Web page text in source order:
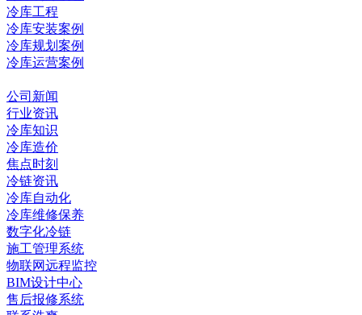
冷库工程
冷库安装案例
冷库规划案例
冷库运营案例
公司新闻
行业资讯
冷库知识
冷库造价
焦点时刻
冷链资讯
冷库自动化
冷库维修保养
数字化冷链
施工管理系统
物联网远程监控
BIM设计中心
售后报修系统